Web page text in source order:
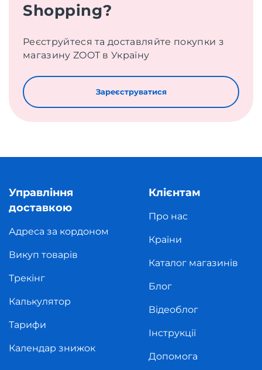
Shopping?
Реєструйтеся та доставляйте покупки з
магазину ZOOT в Україну
Зареєструватися
Управління
доставкою
Адреса за кордоном
Викуп товарів
Трекінг
Калькулятор
Тарифи
Календар знижок
Клієнтам
Про нас
Країни
Каталог магазинів
Блог
Відеоблог
Інструкції
Допомога